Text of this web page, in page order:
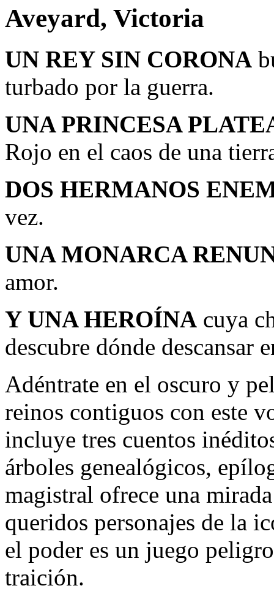
Aveyard, Victoria
UN REY SIN CORONA
turbado por la guerra.
UNA PRINCESA
Rojo en el caos de una
DOS HERMANOS
vez.
UNA MONARCA
amor.
Y UNA HEROÍNA cuya
descubre dónde descansar
Adéntrate en el oscuro y
reinos contiguos con este
incluye tres cuentos
árboles genealógicos,
magistral ofrece una
queridos personajes de la
el poder es un juego
traición.